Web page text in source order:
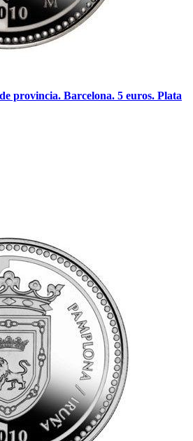
provincia. Barcelona. 5 euros. Plata